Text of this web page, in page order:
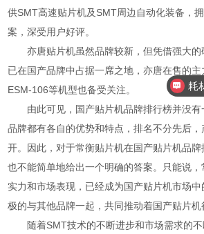
供SMT高速贴片机及SMT周边自动化装备，
案，深受用户好评。
亦唐贴片机虽然品牌较新，但凭借强大的
已在国产品牌中占据一席之地，亦唐在售的主
ESM-106等机型也备受关注。
由此可见，国产贴片机品牌排行榜并没有
品牌都有各自的优势和特点，排名不分先后，
开。因此，对于常衡贴片机在国产贴片机品牌
也不能简单地给出一个明确的答案。只能说
实力和市场表现，已经成为国产贴片机市场
极的与其他品牌一起，共同推动着国产贴片机
随着SMT技术的不断进步和市场需求的不